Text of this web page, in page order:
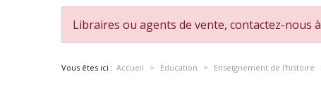
Libraires ou agents de vente, contactez-nous à
Vous êtes ici : Accueil Education Enseignement de l'histoire